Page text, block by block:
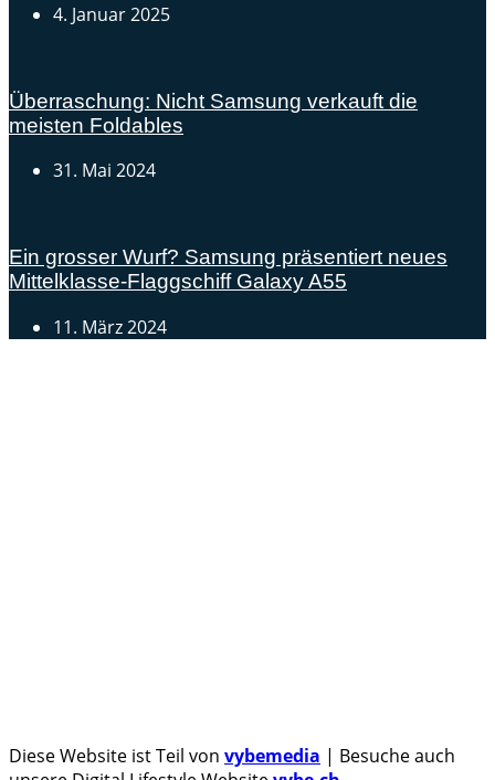
4. Januar 2025
Überraschung: Nicht Samsung verkauft die
meisten Foldables
31. Mai 2024
Ein grosser Wurf? Samsung präsentiert neues
Mittelklasse-Flaggschiff Galaxy A55
11. März 2024
Diese Website ist Teil von vybemedia | Besuche auch